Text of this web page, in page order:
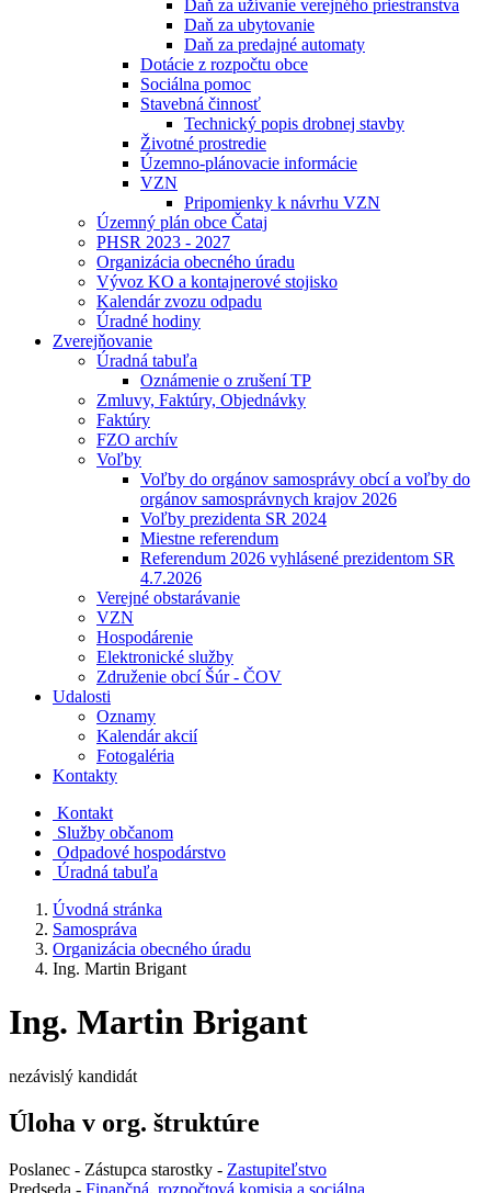
Daň za užívanie verejného priestranstva
Daň za ubytovanie
Daň za predajné automaty
Dotácie z rozpočtu obce
Sociálna pomoc
Stavebná činnosť
Technický popis drobnej stavby
Životné prostredie
Územno-plánovacie informácie
VZN
Pripomienky k návrhu VZN
Územný plán obce Čataj
PHSR 2023 - 2027
Organizácia obecného úradu
Vývoz KO a kontajnerové stojisko
Kalendár zvozu odpadu
Úradné hodiny
Zverejňovanie
Úradná tabuľa
Oznámenie o zrušení TP
Zmluvy, Faktúry, Objednávky
Faktúry
FZO archív
Voľby
Voľby do orgánov samosprávy obcí a voľby do
orgánov samosprávnych krajov 2026
Voľby prezidenta SR 2024
Miestne referendum
Referendum 2026 vyhlásené prezidentom SR
4.7.2026
Verejné obstarávanie
VZN
Hospodárenie
Elektronické služby
Združenie obcí Šúr - ČOV
Udalosti
Oznamy
Kalendár akcií
Fotogaléria
Kontakty
Kontakt
Služby občanom
Odpadové hospodárstvo
Úradná tabuľa
Úvodná stránka
Samospráva
Organizácia obecného úradu
Ing. Martin Brigant
Ing. Martin Brigant
nezávislý kandidát
Úloha v org. štruktúre
Poslanec - Zástupca starostky - Zastupiteľstvo
Predseda - Finančná, rozpočtová komisia a sociálna